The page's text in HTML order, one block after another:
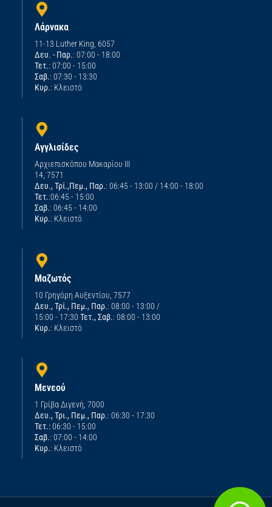
Λάρνακα
11-13 Luther King, 6057
Δευ. - Παρ.: 07:00 - 18:00
Τετ.: 07:00 - 15:00
Σαβ.: 07:30 - 13:30
Κυρ.: Κλειστό
Αγγλισίδες
Αρχιεπισκόπου Μακαρίου ΙΙΙ
14, 7571
Δευ., Τρί.,Πεμ., Παρ.: 06:45 - 13:00 / 14:00 - 18:00
Τετ.:06:45 - 15:00
Σαβ.: 06:45 - 14:00
Κυρ.: Κλειστό
Μαζωτός
10 Γρηγόρη Αυξεντίου, 7577
Δευ., Τρί., Πεμ., Παρ.: 08:00 - 13:00 /
15:00 - 17:30 Τετ., Σαβ.: 08:00 - 13:00
Κυρ.: Κλειστό
Μενεού
1 Γρίβα Διγενή, 7000
Δευ., Τρι., Πεμ., Παρ.: 06:30 - 17:30
Τετ.:06:30 - 15:00
Σαβ.: 07:00 - 14:00
Κυρ.: Κλειστό